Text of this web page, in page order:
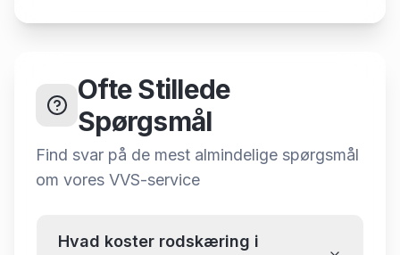
Ofte Stillede
Spørgsmål
Find svar på de mest almindelige spørgsmål
om vores VVS-service
Hvad koster rodskæring i